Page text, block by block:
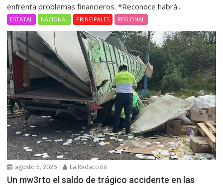
enfrenta problemas financieros. *Reconoce habrá...
ESTATAL NACIONAL PRINCIPALES REGIONAL
agosto 5, 2026 La Redacción
Un mw3rto el saldo de trágico accidente en las